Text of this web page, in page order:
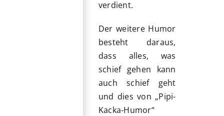
verdient.
Der weitere Humor
besteht daraus,
dass alles, was
schief gehen kann
auch schief geht
und dies von „Pipi-
Kacka-Humor“